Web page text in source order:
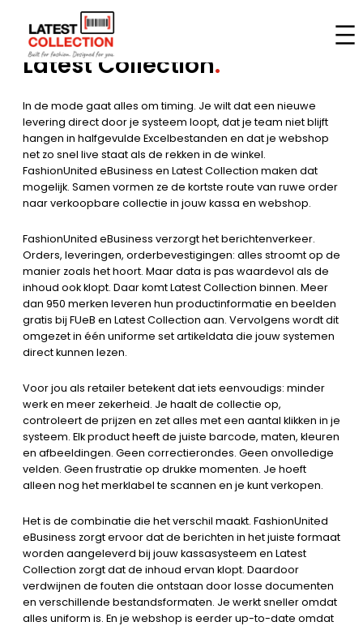
contentFashionUnited eBusiness x
Latest Collection.
In de mode gaat alles om timing. Je wilt dat een nieuwe
levering direct door je systeem loopt, dat je team niet blijft
hangen in halfgevulde Excelbestanden en dat je webshop
net zo snel live staat als de rekken in de winkel.
FashionUnited eBusiness en Latest Collection maken dat
mogelijk. Samen vormen ze de kortste route van ruwe order
naar verkoopbare collectie in jouw kassa en webshop.
FashionUnited eBusiness verzorgt het berichtenverkeer.
Orders, leveringen, orderbevestigingen: alles stroomt op de
manier zoals het hoort. Maar data is pas waardevol als de
inhoud ook klopt. Daar komt Latest Collection binnen. Meer
dan 950 merken leveren hun productinformatie en beelden
gratis bij FUeB en Latest Collection aan. Vervolgens wordt dit
omgezet in één uniforme set artikeldata die jouw systemen
direct kunnen lezen.
Voor jou als retailer betekent dat iets eenvoudigs: minder
werk en meer zekerheid. Je haalt de collectie op,
controleert de prijzen en zet alles met een aantal klikken in je
systeem. Elk product heeft de juiste barcode, maten, kleuren
en afbeeldingen. Geen correctierondes. Geen onvolledige
velden. Geen frustratie op drukke momenten. Je hoeft
alleen nog het merklabel te scannen en je kunt verkopen.
Het is de combinatie die het verschil maakt. FashionUnited
eBusiness zorgt ervoor dat de berichten in het juiste formaat
worden aangeleverd bij jouw kassasysteem en Latest
Collection zorgt dat de inhoud ervan klopt. Daardoor
verdwijnen de fouten die ontstaan door losse documenten
en verschillende bestandsformaten. Je werkt sneller omdat
alles uniform is. En je webshop is eerder up-to-date omdat